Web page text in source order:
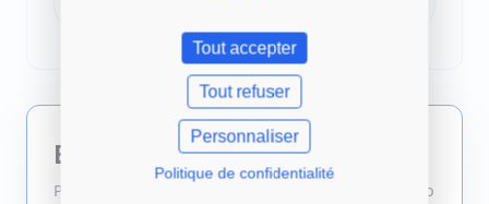
EL MÁS POPULAR
Esencial
Para una web activa que requiere añadir contenido
Tout accepter
Tout refuser
Personnaliser
Politique de confidentialité